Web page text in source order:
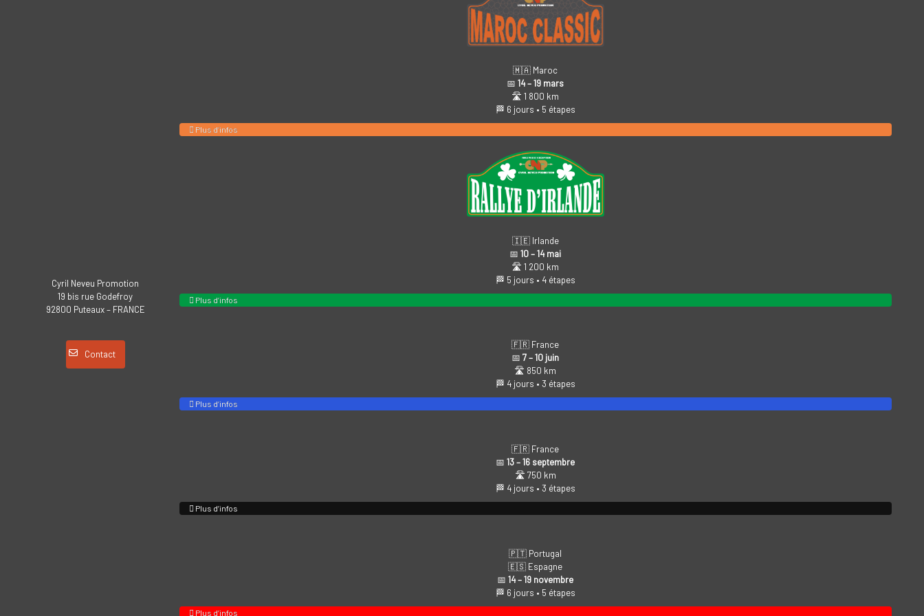
Cyril Neveu Promotion
19 bis rue Godefroy
92800 Puteaux – FRANCE
Contact
🇲🇦 Maroc
📅14 – 19 mars
🛣️ 1 800 km
🏁 6 jours • 5 étapes
Plus d’infos
🇮🇪 Irlande
📅10 – 14 mai
🛣️ 1 200 km
🏁 5 jours • 4 étapes
Plus d’infos
🇫🇷 France
📅7 – 10 juin
🛣️ 850 km
🏁 4 jours • 3 étapes
Plus d’infos
🇫🇷 France
📅13 – 16 septembre
🛣️ 750 km
🏁 4 jours • 3 étapes
Plus d’infos
🇵🇹 Portugal
🇪🇸 Espagne
📅14 – 19 novembre
🏁 6 jours • 5 étapes
Plus d’infos